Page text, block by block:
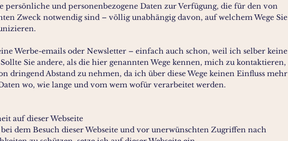
persönliche und personenbezogene Daten zur Verfügung, die für den von
Zweck notwendig sind – völlig unabhängig davon, auf welchem Wege Sie
Werbe-emails oder Newsletter – einfach auch schon, weil ich selber keine
Sie andere, als die hier genannten Wege kennen, mich zu kontaktieren,
dringend Abstand zu nehmen, da ich über diese Wege keinen Einfluss mehr
wo, wie lange und vom wem wofür verarbeitet werden.
auf dieser Webseite
dem Besuch dieser Webseite und vor unerwünschten Zugriffen nach